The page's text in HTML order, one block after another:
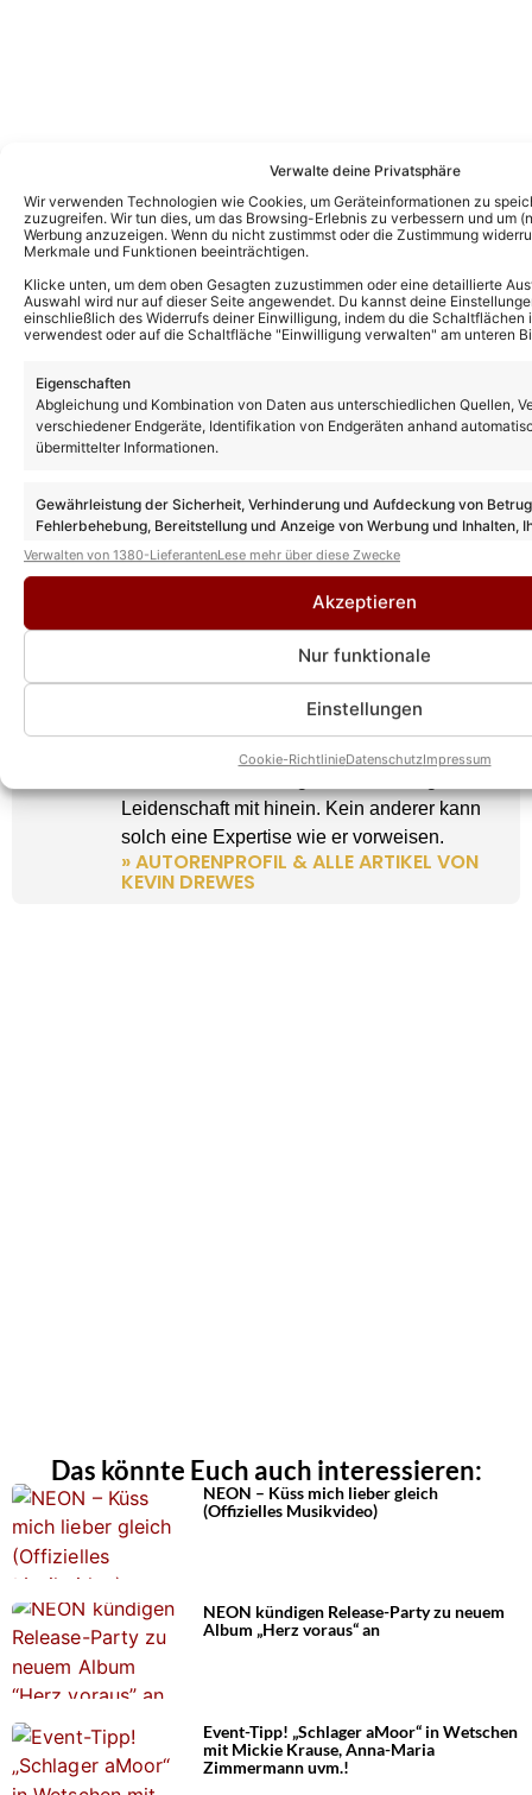
Verwalte deine Privatsphäre
Wir verwenden Technologien wie Cookies, um Geräteinformationen zu
zuzugreifen. Wir tun dies, um das Browsing-Erlebnis zu verbessern und um
Werbung anzuzeigen. Wenn du nicht zustimmst oder die Zustimmung
Merkmale und Funktionen beeinträchtigen.
Klicke unten, um dem oben Gesagten zuzustimmen oder eine detaillierte
Auswahl wird nur auf dieser Seite angewendet. Du kannst deine
einschließlich des Widerrufs deiner Einwilligung, indem du die
verwendest oder auf die Schaltfläche "Einwilligung verwalten" am unteren
Eigenschaften
Abgleichung und Kombination von Daten aus unterschiedlichen Quellen,
verschiedener Endgeräte, Identifikation von Endgeräten anhand
übermittelter Informationen.
Gewährleistung der Sicherheit, Verhinderung und Aufdeckung von
Fehlerbehebung, Bereitstellung und Anzeige von Werbung und Inhalten,
Entscheidungen zum Datenschutz speichern und übermitteln.
Verwalten von 1380-LieferantenLese mehr über diese Zwecke
Akzeptieren
Nur funktionale
Einstellungen
Cookie-RichtlinieDatenschutzImpressum
Kevin Drewes ist seit über 10 Jahren im
Schlager unterwegs und bringt als
Leidenschaft mit hinein. Kein anderer kann
solch eine Expertise wie er vorweisen.
» AUTORENPROFIL & ALLE ARTIKEL VON
KEVIN DREWES
Das könnte Euch auch interessieren:
NEON – Küss mich lieber gleich
(Offizielles Musikvideo)
NEON kündigen Release-Party zu neuem
Album „Herz voraus“ an
Event-Tipp! „Schlager aMoor“ in Wetschen
mit Mickie Krause, Anna-Maria
Zimmermann uvm.!